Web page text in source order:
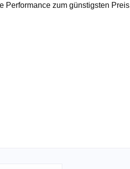
Performance zum günstigsten